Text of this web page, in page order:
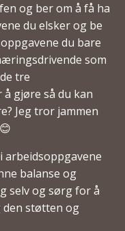
og ber om å få ha
du elsker og be
du bare
som
tre
gjøre så du kan
Jeg tror jammen
arbeidsoppgavene
balanse og
selv og sørg for å
den støtten og